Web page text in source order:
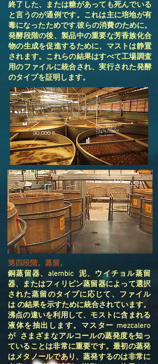
終了した、または糖があっても死んでいる
と言うのが通例です。これは主に培地が有
毒になったためです.彼らの消費のために。
発酵段階の後、製品中の重要な芳香族化合
物の生成を促進するために、マストは静置
されます。これらの結果はすべて工場調査
用のファイルに統合され、実行された発酵
のタイプを証明します。
第四段階。蒸留。
銅蒸留器、alembic 泥、ウイチョル蒸留
器、またはフィリピン蒸留器によって選択
された蒸留のタイプに応じて、ファイル
は の結果を示すために統合されています。
沸点の違いを利用して、モストに含まれる
液体を抽出します。マスター mezcalero
が さまざまなアルコールの蒸発度を知っ
ていることは非常に重要です。最初の蒸発
はメタノールであり、蒸発するのは非常に